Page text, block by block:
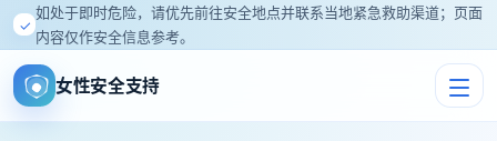
✓
如处于即时危险，请优先前往安全地点并联系当地紧急救助渠道；页面
内容仅作安全信息参考。
女性安全支持